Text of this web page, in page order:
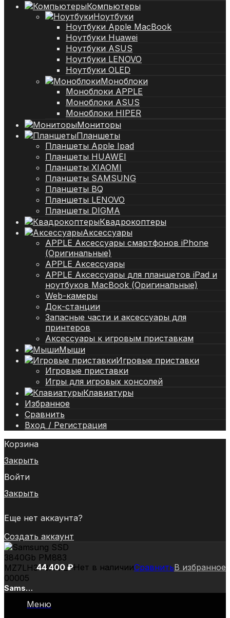
Компьютеры
Ноутбуки
Ноутбуки Apple MacBook
Ноутбуки Huawei
Ноутбуки ASUS
Ноутбуки LENOVO
Ноутбуки OLED
Моноблоки
Моноблоки APPLE
Моноблоки ASUS
Моноблоки HIPER
Мониторы
Планшеты
Планшеты Apple Ipad
Планшеты HUAWEI
Планшеты XIAOMI
Планшеты SAMSUNG
Планшеты BQ
Планшеты LENOVO
Планшеты DIGMA
Квадрокоптеры
Аксессуары
APPLE Аксессуары смартфонов iPhone
(Оригинальные)
APPLE Аксессуары
APPLE Аксессуары для планшетов iPad и
ноутбуков MacBook (Оригинальные)
Web-камеры
Док-станции
Запасные части и аксессуары для
принтеров
Аксессуары к игровым приставкам
Мыши
Игровые приставки
Игровые приставки
Игры для игровых консолей
Клавиатуры
Избранное
Сравнить
Вход / Регистрация
Корзина
Закрыть
Войти
Закрыть
Еще нет аккаунта?
Создать аккаунт
Samsung
3840Gb
44 400 ₽Нет в наличииСравнитьВ избранное
Меню